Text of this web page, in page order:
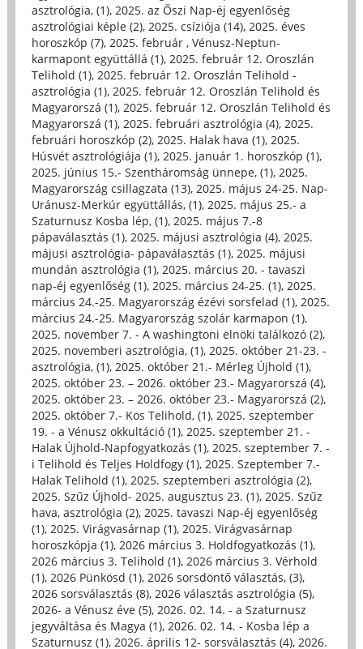
asztrológia, (1), 2025. az Őszi Nap-éj egyenlőség
asztrológiai képle (2), 2025. csíziója (14), 2025. éves
horoszkóp (7), 2025. február , Vénusz-Neptun-
karmapont együttállá (1), 2025. február 12. Oroszlán
Telihold (1), 2025. február 12. Oroszlán Telihold -
asztrológia (1), 2025. február 12. Oroszlán Telihold és
Magyarorszá (1), 2025. február 12. Oroszlán Telihold és
Magyarorszá (1), 2025. februári asztrológia (4), 2025.
februári horoszkóp (2), 2025. Halak hava (1), 2025.
Húsvét asztrológiája (1), 2025. január 1. horoszkóp (1),
2025. június 15.- Szentháromság ünnepe, (1), 2025.
Magyarország csillagzata (13), 2025. május 24-25. Nap-
Uránusz-Merkúr együttállás, (1), 2025. május 25.- a
Szaturnusz Kosba lép, (1), 2025. május 7.-8
pápaválasztás (1), 2025. májusi asztrológia (4), 2025.
májusi asztrológia- pápaválasztás (1), 2025. májusi
mundán asztrológia (1), 2025. március 20. - tavaszi
nap-éj egyenlőség (1), 2025. március 24-25. (1), 2025.
március 24.-25. Magyarország ézévi sorsfelad (1), 2025.
március 24.-25. Magyarország szolár karmapon (1),
2025. november 7. - A washingtoni elnöki találkozó (2),
2025. novemberi asztrológia, (1), 2025. október 21-23. -
asztrológia, (1), 2025. október 21.- Mérleg Újhold (1),
2025. október 23. – 2026. október 23.- Magyarorszá (4),
2025. október 23. – 2026. október 23.- Magyarorszá (2),
2025. október 7.- Kos Telihold, (1), 2025. szeptember
19. - a Vénusz okkultáció (1), 2025. szeptember 21. -
Halak Újhold-Napfogyatkozás (1), 2025. szeptember 7. -
i Telihold és Teljes Holdfogy (1), 2025. Szeptember 7.-
Halak Telihold (1), 2025. szeptemberi asztrológia (2),
2025. Szűz Újhold- 2025. augusztus 23. (1), 2025. Szűz
hava, asztrológia (2), 2025. tavaszi Nap-éj egyenlőség
(1), 2025. Virágvasárnap (1), 2025. Virágvasárnap
horoszkópja (1), 2026 március 3. Holdfogyatkozás (1),
2026 március 3. Telihold (1), 2026 március 3. Vérhold
(1), 2026 Pünkösd (1), 2026 sorsdöntő választás, (3),
2026 sorsválasztás (8), 2026 választás asztrológia (5),
2026- a Vénusz éve (5), 2026. 02. 14. - a Szaturnusz
jegyváltása és Magya (1), 2026. 02. 14. - Kosba lép a
Szaturnusz (1), 2026. április 12- sorsválasztás (4), 2026.